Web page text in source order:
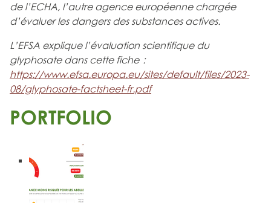
de l’ECHA, l’autre agence européenne chargée
d’évaluer les dangers des substances actives.
L’EFSA explique l’évaluation scientifique du
glyphosate dans cette fiche :
https://www.efsa.europa.eu/sites/default/files/2023-
08/glyphosate-factsheet-fr.pdf
PORTFOLIO